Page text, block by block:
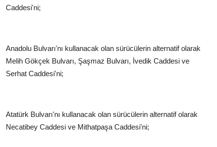
Caddesi'ni;
Anadolu Bulvarı'nı kullanacak olan sürücülerin alternatif olarak
Melih Gökçek Bulvarı, Şaşmaz Bulvarı, İvedik Caddesi ve
Serhat Caddesi'ni;
Atatürk Bulvarı'nı kullanacak olan sürücülerin alternatif olarak
Necatibey Caddesi ve Mithatpaşa Caddesi'ni;